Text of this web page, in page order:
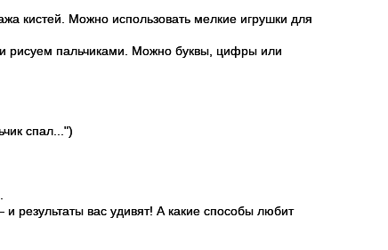
кистей. Можно использовать мелкие игрушки для
рисуем пальчиками. Можно буквы, цифры или
спал...")
результаты вас удивят! А какие способы любит